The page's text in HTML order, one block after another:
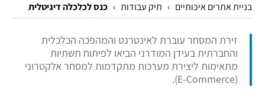
בניית אתרים איכותיים › תיק עבודות ›כנס לכלכלה דיגיטלית
זירת המסחר עוברת לאינטרנט והמהפכה הכלכלית
והחברתית בעידן המודרני הביאו לפיתוח תשתיות
מתאימות ליצירת מערכות מתקדמות למסחר אלקטרוני
(
E-Commerce
).